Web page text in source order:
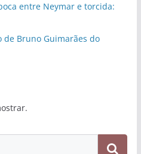
entre Neymar e torcida:
de Bruno Guimarães do